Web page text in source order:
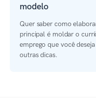
modelo
Quer saber como
principal é moldar o
emprego que você
outras dicas.